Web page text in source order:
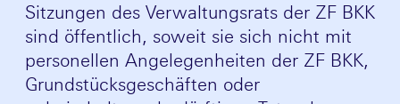
Sitzungen des Verwaltungsrats der ZF BKK
sind öffentlich, soweit sie sich nicht mit
personellen Angelegenheiten der ZF BKK,
Grundstücksgeschäften oder